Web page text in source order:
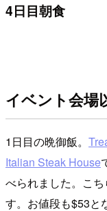
4日目朝食
イベント会場
1日目の晩御飯。
Italian Steak House
べられました。こ
す。お値段も$53と